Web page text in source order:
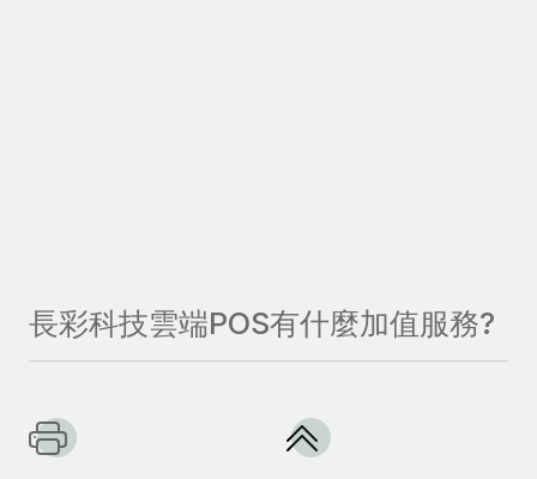
長彩科技雲端POS有什麼加值服務?